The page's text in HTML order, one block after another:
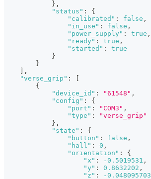
} ,
"status" :
{
"calibrated" : false ,
"in_use" : false ,
"power_supply" : true ,
"ready" : true ,
"started" :
true
}
}
,
"verse_grip" :
{
"device_id" : "61548" ,
"config" :
{
"port" : "COM3" ,
"type" :
"verse_grip"
} ,
"state" :
{
"button" : false ,
"hall" : 0 ,
"orientation" :
{
"x" : -0.5019531 ,
"y" : 0.8632202 ,
"z" : -0.048095703